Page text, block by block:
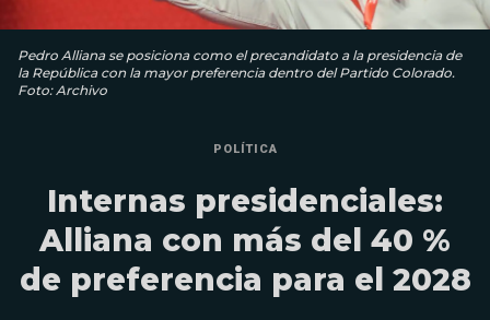
Pedro Alliana se posiciona como el precandidato a la presidencia de
la República con la mayor preferencia dentro del Partido Colorado.
Foto: Archivo
POLÍTICA
Internas presidenciales:
Alliana con más del 40 %
de preferencia para el 2028